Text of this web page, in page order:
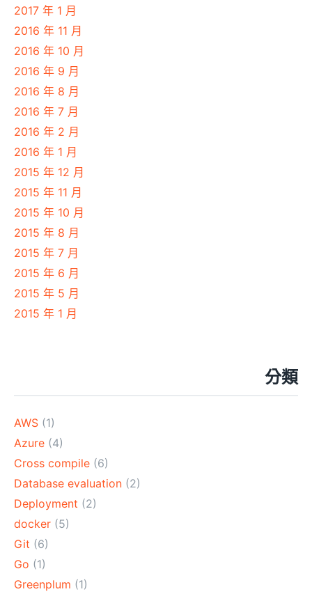
2017 年 1 月
2016 年 11 月
2016 年 10 月
2016 年 9 月
2016 年 8 月
2016 年 7 月
2016 年 2 月
2016 年 1 月
2015 年 12 月
2015 年 11 月
2015 年 10 月
2015 年 8 月
2015 年 7 月
2015 年 6 月
2015 年 5 月
2015 年 1 月
分類
AWS (1)
Azure (4)
Cross compile (6)
Database evaluation (2)
Deployment (2)
docker (5)
Git (6)
Go (1)
Greenplum (1)